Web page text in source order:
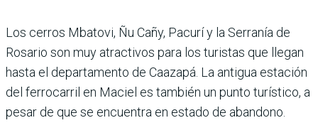
Los cerros Mbatovi, Ñu Cañy, Pacurí y la Serranía de
Rosario son muy atractivos para los turistas que llegan
hasta el departamento de Caazapá. La antigua estación
del ferrocarril en Maciel es también un punto turístico, a
pesar de que se encuentra en estado de abandono.